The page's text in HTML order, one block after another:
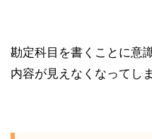
勘定科目を書くことに意
内容が見えなくなってし